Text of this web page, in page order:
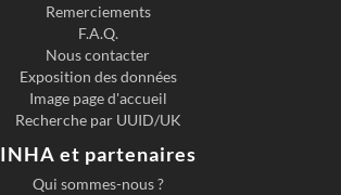
Remerciements
F.A.Q.
Nous contacter
Exposition des données
Image page d'accueil
Recherche par UUID/UK
INHA et partenaires
Qui sommes-nous ?